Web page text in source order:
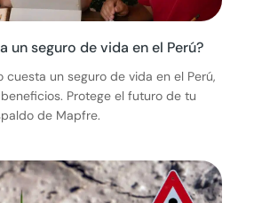
un seguro de vida en el Perú?
cuesta un seguro de vida en el Perú,
Protege el futuro de tu
de Mapfre.